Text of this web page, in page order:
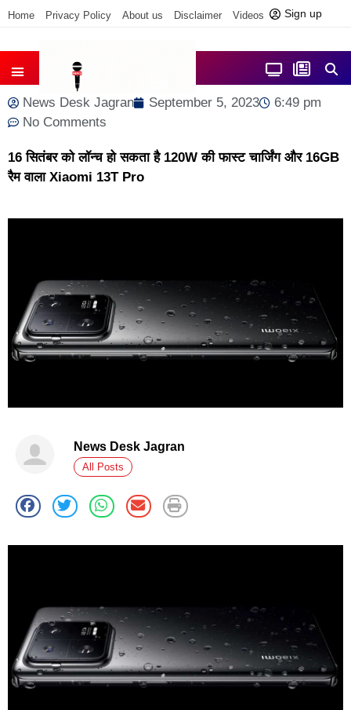
Home Privacy Policy About us Disclaimer Videos Contact us
Sign up
News Desk Jagran September 5, 2023
6:49 pm
No Comments
16 सितंबर को लॉन्च हो सकता है 120W की फास्ट चार्जिंग और 16GB
रैम वाला Xiaomi 13T Pro
News Desk Jagran
All Posts